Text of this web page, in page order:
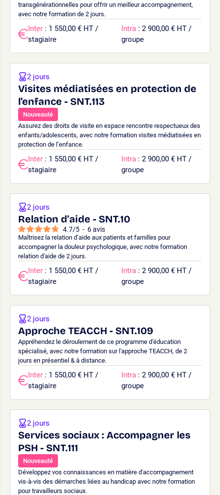
transgénérationnelles pour offrir un meilleur accompagnement,
avec notre formation de 2 jours.
Inter : 1 550,00 € HT /
stagiaire
Intra : 2 900,00 € HT /
groupe
Visites médiatisées en protection de
l’enfance - SNT.113
Nouveauté
Assurez des droits de visite en espace rencontre respectueux des
enfants/adolescents, avec notre formation visites médiatisées en
protection de l’enfance.
2 jours
Inter : 1 550,00 € HT /
stagiaire
Intra : 2 900,00 € HT /
groupe
Relation d'aide - SNT.10
4.7/5 - 6avis
Maîtrisez la relation d’aide aux patients et familles pour
accompagner la douleur psychologique, avec notre formation
relation d'aide de 2 jours.
2 jours
Inter : 1 550,00 € HT /
stagiaire
Intra : 2 900,00 € HT /
groupe
Approche TEACCH - SNT.109
Appréhendez le déroulement de ce programme d'éducation
spécialisé, avec notre formation sur l'approche TEACCH, de 2
jours en présentiel & à distance.
2 jours
Inter : 1 550,00 € HT /
stagiaire
Intra : 2 900,00 € HT /
groupe
Services sociaux : Accompagner les
PSH - SNT.111
Nouveauté
Développez vos connaissances en matière d'accompagnement
vis-à-vis des démarches liées au handicap avec notre formation
pour travailleurs sociaux.
2 jours